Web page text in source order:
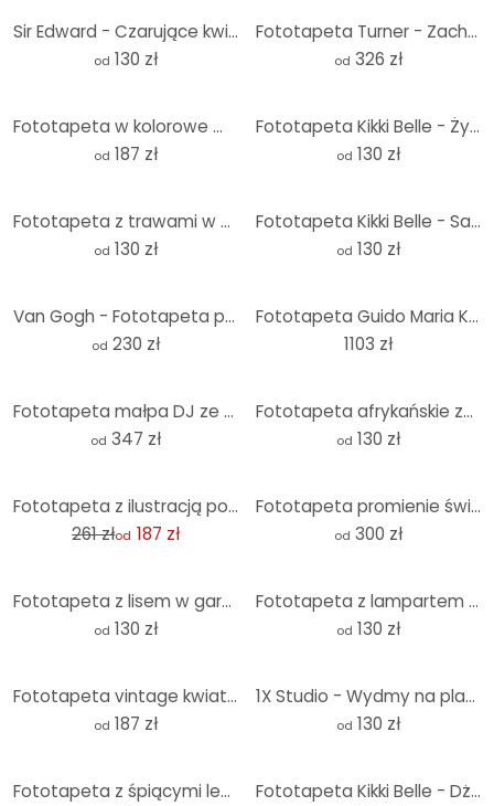
Sir Edward - Czarujące kwiaty - Fototapeta okrągła - tapeta flizelinowa/tapeta flizelinowa samoprzyl
od 130 zł
Fototapeta Turner - Zachód słońca nad jeziorem | Malarstwo abstrakcyjne
od 326 zł
Fototapeta w kolorowe maki - fototapeta w kwiaty - Disher
od 187 zł
Fototapeta Kikki Belle - Życie morskie - Okrągła - tapeta flizelinowa/tapeta flizelinowa samoprzylep
od 130 zł
Fototapeta z trawami w pastelowych kolorach - Okrągła - Treechild - tapeta flizelinowa/tapeta flizel
od 130 zł
Fototapeta Kikki Belle - Sawanna - okrągła - tapeta flizelinowa/tapeta flizelinowa samoprzylepna
od 130 zł
Van Gogh - Fototapeta pole pszenicy z cyprysami
od 230 zł
Fototapeta Guido Maria Kretschmer Zielony baldachim - Art Edition 2 benzyna
1103 zł
Fototapeta małpa DJ ze słuchawkami - Magnusson
od 347 zł
Fototapeta afrykańskie zwierzęta w lesie deszczowym - fototapeta dżungla - Kvilis - okrągła - tapeta
od 130 zł
Fototapeta z ilustracją polnych kwiatów
261 złod 187 zł
Fototapeta promienie światła w lesie | leśna tapeta do sypialni - Eisenmann
od 300 zł
Fototapeta z lisem w garniturze - Magnusson - Round - tapeta flizelinowa/tapeta flizelinowa samoprzy
od 130 zł
Fototapeta z lampartem w szmaragdowozielonej dżungli - Manovski - Okrągła - tapeta flizelinowa/tapet
od 130 zł
Fototapeta vintage kwiatowy przepych na łące - Lola Peacock
od 187 zł
1X Studio - Wydmy na plaży - Fototapeta okrągła - tapeta flizelinowa/tapeta flizelinowa samoprzylepn
od 130 zł
Fototapeta z śpiącymi leśnymi zwierzętami na gałęziach - Kikki Belle Fototapeta Kikki Belle - Dżungla - okrągła - tapeta flizelinowa/tapeta flizelinowa samoprzylepna